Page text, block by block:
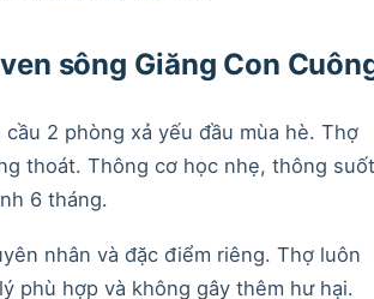
sông Giăng Con
2 phòng xả yếu đầu mùa hè. Thợ
thoát. Thông cơ học nhẹ, thông suốt
6 tháng.
nhân và đặc điểm riêng. Thợ luôn
phù hợp và không gây thêm hư hại.